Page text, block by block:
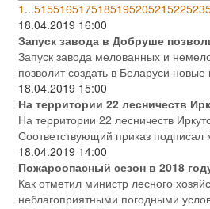
1 ...515516517518519520521522523
18.04.2019 16:00
Запуск завода в Добруше
Запуск завода мелованных и
позволит создать в Беларуси
18.04.2019 15:00
На территории 22 лесничеств
На территории 22 лесничеств
Соответствующий приказ подписал
18.04.2019 14:00
Пожароопасный сезон в 2018
Как отметил министр лесного
неблагоприятными погодными